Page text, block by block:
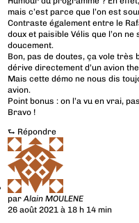
mais c’est parce que l’on est
Contraste également entre le
doux et paisible Vélis que l’on
doucement.
Bon, pas de doutes, ça vole très
dérive directement d’un avion
Mais cette démo ne nous dis
avion.
Point bonus : on l’a vu en vrai,
Bravo !
⮑ Répondre
parAlain MOULENE
26 août 2021 à 18 h 14 min